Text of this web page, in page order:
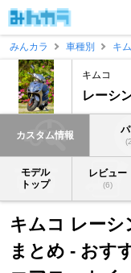
みんカラ
車種別 キ
キムコ
レーシ
カスタム情報
モデル
トップ
レビュー
(6)
キムコ レー
まとめ - おす